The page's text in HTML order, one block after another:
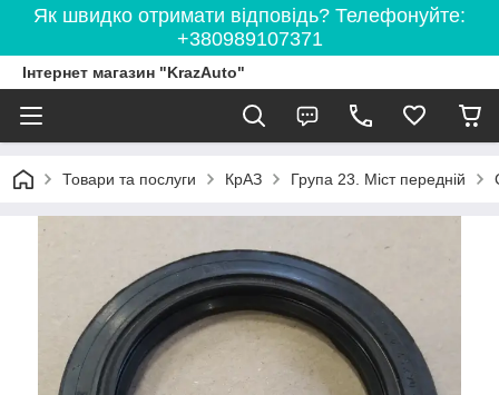
Як швидко отримати відповідь? Телефонуйте:
+380989107371
Інтернет магазин "KrazAuto"
Товари та послуги КрАЗ Група 23. Міст передній